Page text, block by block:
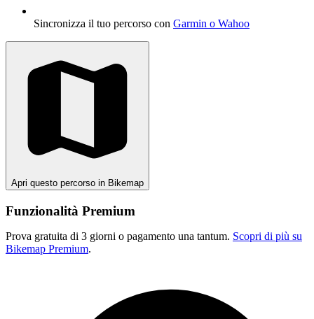
Sincronizza il tuo percorso con Garmin o Wahoo
Apri questo percorso in Bikemap
Funzionalità Premium
Prova gratuita di 3 giorni o pagamento una tantum. Scopri di più su
Bikemap Premium.